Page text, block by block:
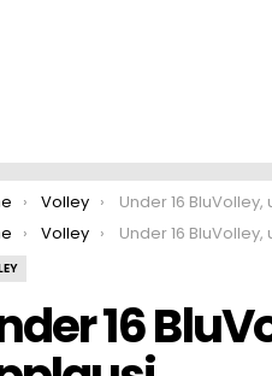
here:
Volley
Under 16 BluVolley, un
here:
Volley Under 16 BluVolley, un
16